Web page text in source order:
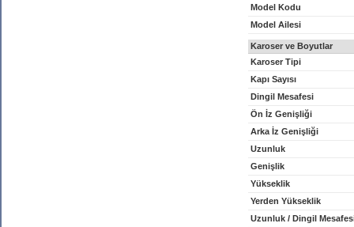
Model Kodu
Model Ailesi
Karoser ve Boyutlar
Karoser Tipi
Kapı Sayısı
Dingil Mesafesi
Ön İz Genişliği
Arka İz Genişliği
Uzunluk
Genişlik
Yükseklik
Yerden Yükseklik
Uzunluk / Dingil